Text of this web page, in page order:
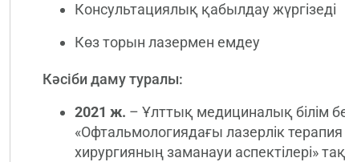
Консультациялық қабылдау жүргізеді
Көз торын лазермен емдеу
Кәсіби даму туралы:
2021 ж. – Ұлттық медициналық білім
«Офтальмологиядағы лазерлік
хирургияның заманауи аспектілері»